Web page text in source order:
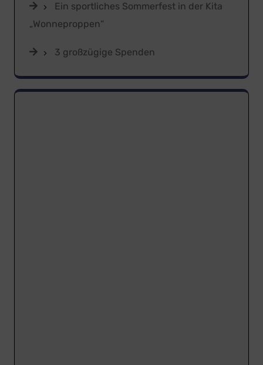
Ein sportliches Sommerfest in der Kita
„Wonneproppen“
3 großzügige Spenden